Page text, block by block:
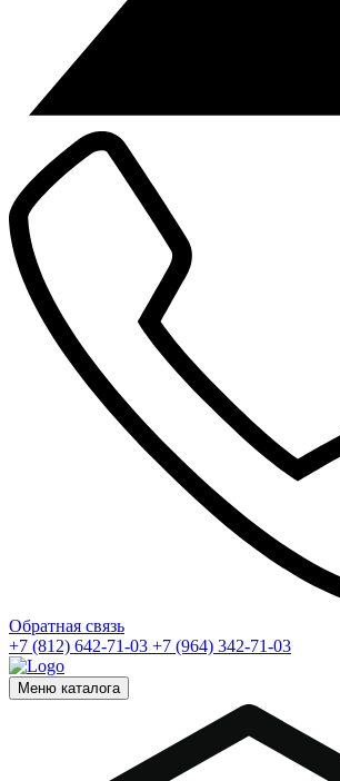
Обратная связь
+7 (812) 642-71-03 +7 (964) 342-71-03
Меню каталога